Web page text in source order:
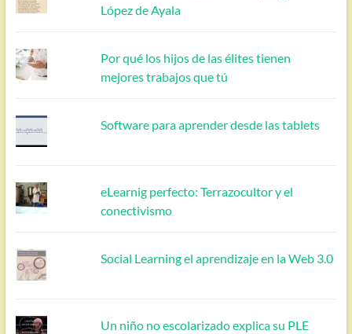
López de Ayala
Por qué los hijos de las élites tienen
mejores trabajos que tú
Software para aprender desde las tablets
eLearnig perfecto: Terrazocultor y el
conectivismo
Social Learning el aprendizaje en la Web 3.0
Un niño no escolarizado explica su PLE